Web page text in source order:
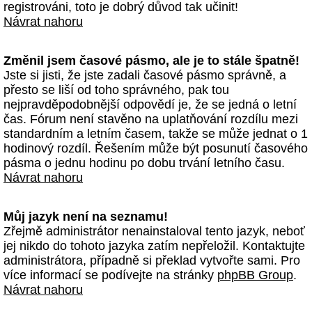
registrováni, toto je dobrý důvod tak učinit!
Návrat nahoru
Změnil jsem časové pásmo, ale je to stále špatně!
Jste si jisti, že jste zadali časové pásmo správně, a
přesto se liší od toho správného, pak tou
nejpravděpodobnější odpovědí je, že se jedná o letní
čas. Fórum není stavěno na uplatňování rozdílu mezi
standardním a letním časem, takže se může jednat o 1
hodinový rozdíl. Řešením může být posunutí časového
pásma o jednu hodinu po dobu trvání letního času.
Návrat nahoru
Můj jazyk není na seznamu!
Zřejmě administrátor nenainstaloval tento jazyk, neboť
jej nikdo do tohoto jazyka zatím nepřeložil. Kontaktujte
administrátora, případně si překlad vytvořte sami. Pro
více informací se podívejte na stránky phpBB Group.
Návrat nahoru